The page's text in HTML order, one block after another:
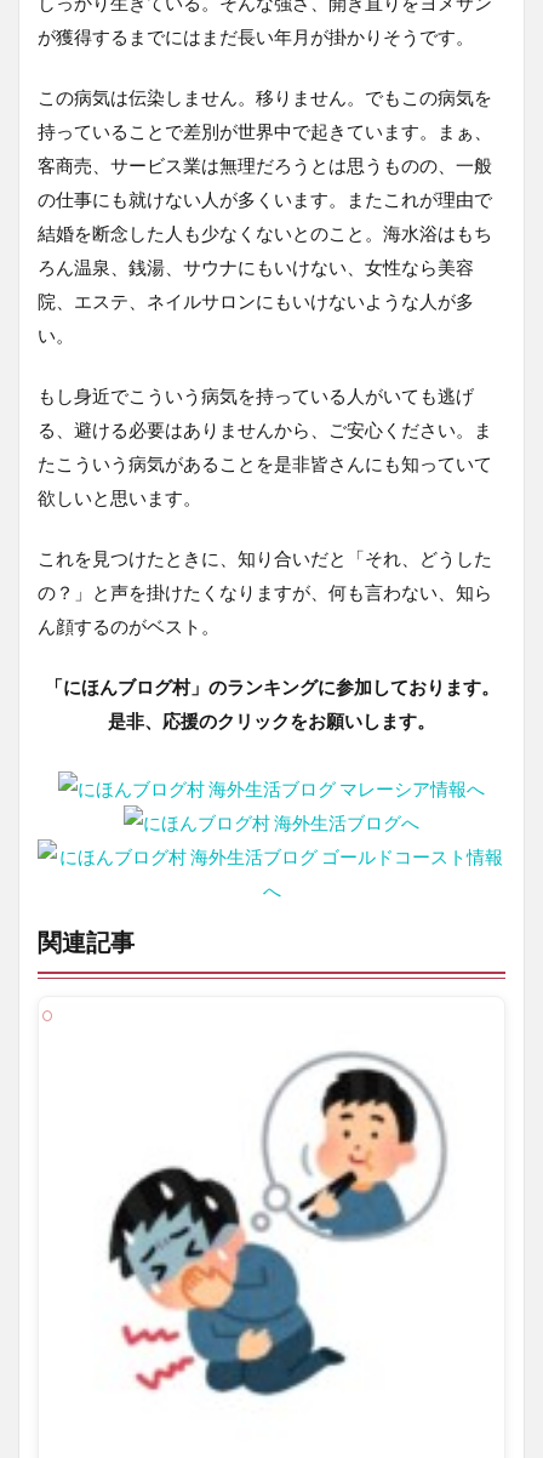
が獲得するまでにはまだ長い年月が掛かりそうです。
この病気は伝染しません。移りません。でもこの病気を
持っていることで差別が世界中で起きています。まぁ、
客商売、サービス業は無理だろうとは思うものの、一般
の仕事にも就けない人が多くいます。またこれが理由で
結婚を断念した人も少なくないとのこと。海水浴はもち
ろん温泉、銭湯、サウナにもいけない、女性なら美容
院、エステ、ネイルサロンにもいけないような人が多
い。
もし身近でこういう病気を持っている人がいても逃げ
る、避ける必要はありませんから、ご安心ください。ま
たこういう病気があることを是非皆さんにも知っていて
欲しいと思います。
これを見つけたときに、知り合いだと「それ、どうした
の？」と声を掛けたくなりますが、何も言わない、知ら
ん顔するのがベスト。
「にほんブログ村」のランキングに参加しております。
是非、応援のクリックをお願いします。
関連記事